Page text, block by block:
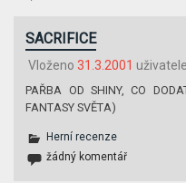
SACRIFICE
Vloženo 31.3.2001
PAŘBA OD SHINY, CO
FANTASY SVĚTA)
Herní recenze
žádný komentář